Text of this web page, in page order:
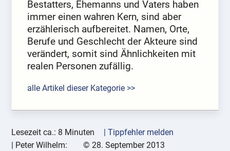
Bestatters, Ehemanns und Vaters haben
immer einen wahren Kern, sind aber
erzählerisch aufbereitet. Namen, Orte,
Berufe und Geschlecht der Akteure sind
verändert, somit sind Ähnlichkeiten mit
realen Personen zufällig.
alle Artikel dieser Kategorie >>
Lesezeit ca.: 8 Minuten
| Tippfehler melden
Peter Wilhelm: © 28. September 2013